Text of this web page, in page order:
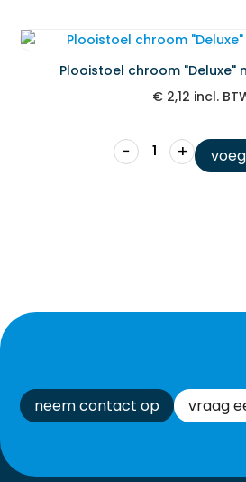
Plooistoel chroom "Deluxe"
€ 2,12 incl.
− +
neem contact op vraag